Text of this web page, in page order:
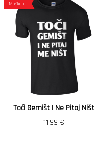
Muškarci
Toči Gemišt I Ne Pitaj Ništ
11.99 €